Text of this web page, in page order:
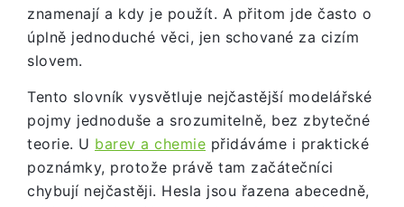
Velkoobchod (B2B)
Převodník modelářských barev
Modelářský slovník Art Scale
FAQ Výstavy 2026
znamenají a kdy je použít. A přitom jde často o
úplně jednoduché věci, jen schované za cizím
slovem.
Tento slovník vysvětluje nejčastější modelářské
pojmy jednoduše a srozumitelně, bez zbytečné
teorie. U barev a chemie přidáváme i praktické
poznámky, protože právě tam začátečníci
chybují nejčastěji. Hesla jsou řazena abecedně,